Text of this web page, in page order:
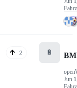
2 🔋
Jun